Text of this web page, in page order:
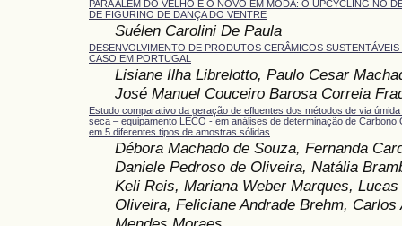
PARA ALÉM DO VELHO E O NOVO EM MODA: O UPCYCLING NO
DE FIGURINO DE DANÇA DO VENTRE
Suélen Carolini De Paula
DESENVOLVIMENTO DE PRODUTOS CERÂMICOS
CASO EM PORTUGAL
Lisiane Ilha Librelotto, Paulo Cesar
José Manuel Couceiro Barosa Correia
Estudo comparativo da geração de efluentes dos métodos de via
seca – equipamento LECO - em análises de determinação de Carbono
em 5 diferentes tipos de amostras sólidas
Débora Machado de Souza, Fernanda
Daniele Pedroso de Oliveira, Natália
Keli Reis, Mariana Weber Marques,
Oliveira, Feliciane Andrade Brehm, Carlos